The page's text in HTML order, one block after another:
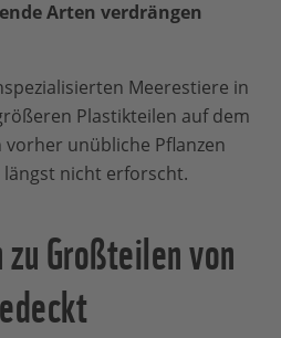
Arten verdrängen
Meerestiere in
Plastikteilen auf dem
unübliche Pflanzen
längst nicht erforscht.
Großteilen von